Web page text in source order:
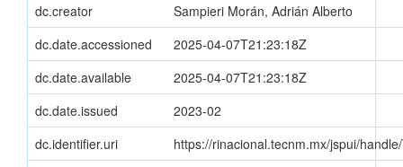
dc.creator
Sampieri Morán, Adrián Alberto
dc.date.accessioned
2025-04-07T21:23:18Z
dc.date.available
2025-04-07T21:23:18Z
dc.date.issued
2023-02
dc.identifier.uri
https://rinacional.tecnm.mx/jspui/